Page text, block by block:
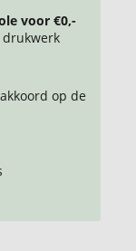
voor €0,-
op de